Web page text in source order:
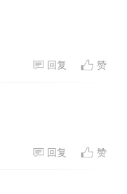
回复 赞
回复 赞